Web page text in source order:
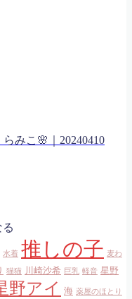
みこ🌸｜20240410
水着 推しの子 麦わ
猫猫 川崎沙希 巨乳 軽音 星野
野アイ 海 薬屋のほとり